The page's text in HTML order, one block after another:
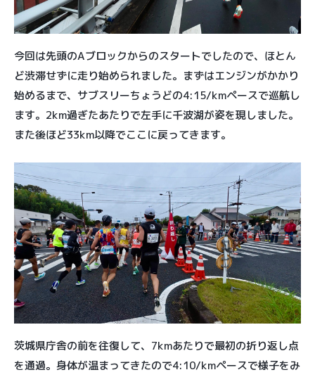
今回は先頭のAブロックからのスタートでしたので、ほとん
ど渋滞せずに走り始められました。まずはエンジンがかかり
始めるまで、サブスリーちょうどの4:15/kmペースで巡航し
ます。2km過ぎたあたりで左手に千波湖が姿を現しました。
また後ほど33km以降でここに戻ってきます。
茨城県庁舎の前を往復して、7kmあたりで最初の折り返し点
を通過。身体が温まってきたので4:10/kmペースで様子をみ